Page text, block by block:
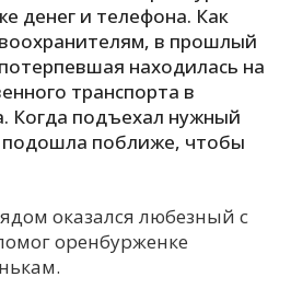
П
С
денег и телефона. Как
в прошлый
находилась на
транспорта в
Когда подъехал нужный
поближе, чтобы
оказался любезный с
оренбурженке